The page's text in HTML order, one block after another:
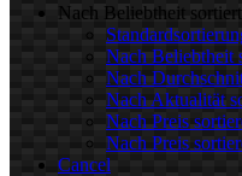
Nach Beliebtheit sortiert
Nach Beliebtheit
Nach
Nach Aktualität
Nach Preis
Nach Preis
Cancel